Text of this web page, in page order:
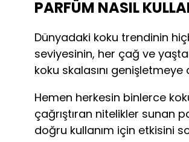
PARFÜM NASIL
Dünyadaki koku trendinin
seviyesinin, her çağ ve
koku skalasını
Hemen herkesin binlerce
çağrıştıran nitelikler sunan
doğru kullanım için etkisini